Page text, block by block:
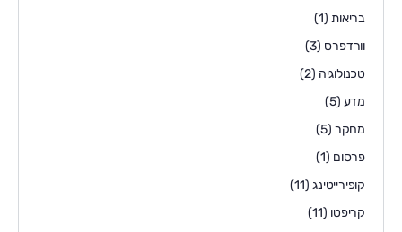
בריאות(1)
וורדפרס (3)
טכנולוגיה (2)
מדע (5)
מחקר (5)
פרסום (1)
קופירייטינג(11)
קריפטו (11)